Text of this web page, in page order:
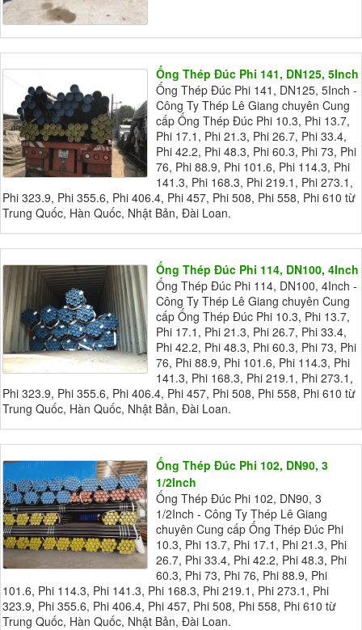
Ống Thép Đúc Phi 141, DN125, 5Inch
Ống Thép Đúc Phi 141, DN125, 5Inch -
Công Ty Thép Lê Giang chuyên Cung
cấp Ống Thép Đúc Phi 10.3, Phi 13.7,
Phi 17.1, Phi 21.3, Phi 26.7, Phi 33.4,
Phi 42.2, Phi 48.3, Phi 60.3, Phi 73, Phi
76, Phi 88.9, Phi 101.6, Phi 114.3, Phi
141.3, Phi 168.3, Phi 219.1, Phi 273.1,
Phi 323.9, Phi 355.6, Phi 406.4, Phi 457, Phi 508, Phi 558, Phi 610 từ
Trung Quốc, Hàn Quốc, Nhật Bản, Đài Loan.
Ống Thép Đúc Phi 114, DN100, 4Inch
Ống Thép Đúc Phi 114, DN100, 4Inch -
Công Ty Thép Lê Giang chuyên Cung
cấp Ống Thép Đúc Phi 10.3, Phi 13.7,
Phi 17.1, Phi 21.3, Phi 26.7, Phi 33.4,
Phi 42.2, Phi 48.3, Phi 60.3, Phi 73, Phi
76, Phi 88.9, Phi 101.6, Phi 114.3, Phi
141.3, Phi 168.3, Phi 219.1, Phi 273.1,
Phi 323.9, Phi 355.6, Phi 406.4, Phi 457, Phi 508, Phi 558, Phi 610 từ
Trung Quốc, Hàn Quốc, Nhật Bản, Đài Loan.
Ống Thép Đúc Phi 102, DN90, 3
1/2Inch
Ống Thép Đúc Phi 102, DN90, 3
1/2Inch - Công Ty Thép Lê Giang
chuyên Cung cấp Ống Thép Đúc Phi
10.3, Phi 13.7, Phi 17.1, Phi 21.3, Phi
26.7, Phi 33.4, Phi 42.2, Phi 48.3, Phi
60.3, Phi 73, Phi 76, Phi 88.9, Phi
101.6, Phi 114.3, Phi 141.3, Phi 168.3, Phi 219.1, Phi 273.1, Phi
323.9, Phi 355.6, Phi 406.4, Phi 457, Phi 508, Phi 558, Phi 610 từ
Trung Quốc, Hàn Quốc, Nhật Bản, Đài Loan.